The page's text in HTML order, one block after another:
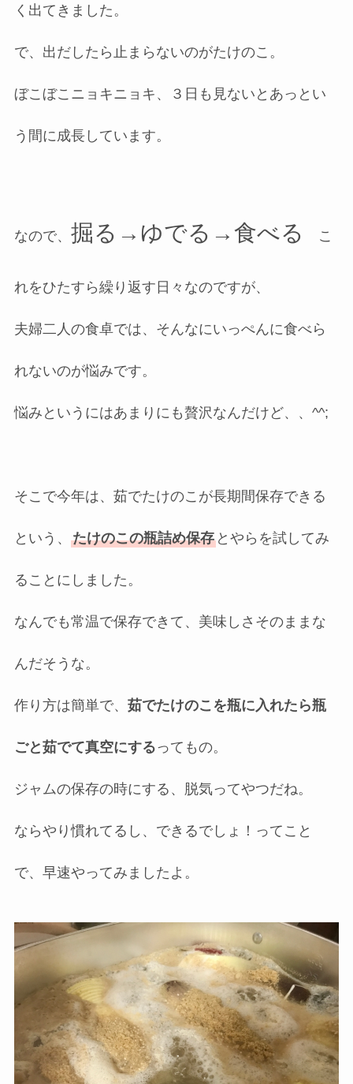
く出てきました。
で、出だしたら止まらないのがたけのこ。
ぼこぼこニョキニョキ、３日も見ないとあっとい
う間に成長しています。
なので、 掘る→ゆでる→食べる こ
れをひたすら繰り返す日々なのですが、
夫婦二人の食卓では、そんなにいっぺんに食べら
れないのが悩みです。
悩みというにはあまりにも贅沢なんだけど、、^^;
そこで今年は、茹でたけのこが長期間保存できる
という、 たけのこの瓶詰め保存とやらを試してみ
ることにしました。
なんでも常温で保存できて、美味しさそのままな
んだそうな。
作り方は簡単で、 茹でたけのこを瓶に入れたら瓶
ごと茹でて真空にするってもの。
ジャムの保存の時にする、脱気ってやつだね。
ならやり慣れてるし、できるでしょ！ってこと
で、早速やってみましたよ。